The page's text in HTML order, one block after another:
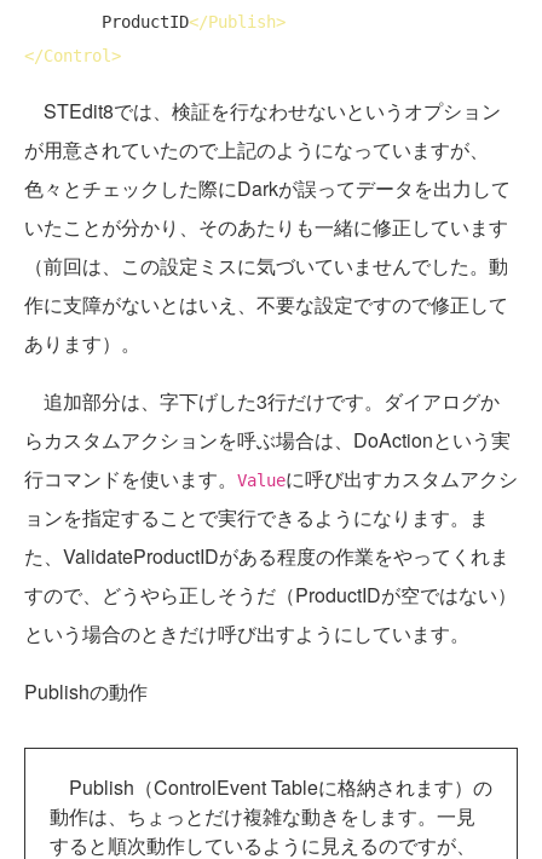
        ProductID
</Publish>
</Control>
STEdit8では、検証を行なわせないというオプション
が用意されていたので上記のようになっていますが、
色々とチェックした際にDarkが誤ってデータを出力して
いたことが分かり、そのあたりも一緒に修正しています
（前回は、この設定ミスに気づいていませんでした。動
作に支障がないとはいえ、不要な設定ですので修正して
あります）。
追加部分は、字下げした3行だけです。ダイアログか
らカスタムアクションを呼ぶ場合は、DoActionという実
行コマンドを使います。
Valueに呼び出すカスタムアクシ
ョンを指定することで実行できるようになります。ま
た、ValidateProductIDがある程度の作業をやってくれま
すので、どうやら正しそうだ（ProductIDが空ではない）
という場合のときだけ呼び出すようにしています。
Publishの動作
Publish（ControlEvent Tableに格納されます）の
動作は、ちょっとだけ複雑な動きをします。一見
すると順次動作しているように見えるのですが、